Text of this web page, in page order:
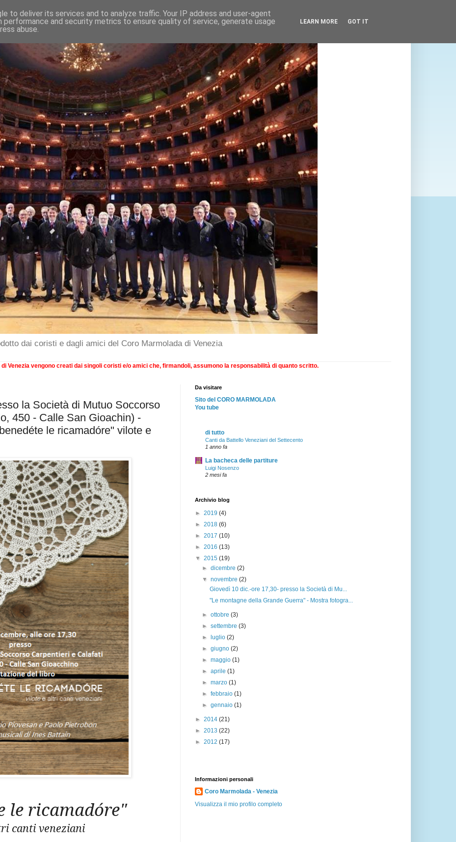
dai coristi e dagli amici del Coro Marmolada di Venezia
Venezia vengono creati dai singoli coristi e/o amici che, firmandoli, assumono la responsabilità di quanto scritto.
la Società di Mutuo Soccorso
450 - Calle San Gioachin) -
le ricamadóre" vilote e
le ricamadóre"
canti veneziani
Da visitare
Sito del CORO MARMOLADA
You tube
di tutto
Canti da Battello Veneziani del Settecento
1 anno fa
La bacheca delle partiture
Luigi Nosenzo
2 mesi fa
Archivio blog
► 2019 (4)
► 2018 (6)
► 2017 (10)
► 2016 (13)
▼ 2015 (19)
►dicembre(2)
▼novembre(2)
Giovedì 10 dic.-ore 17,30- presso la Società di Mu...
"Le montagne della Grande Guerra" - Mostra fotogra...
►ottobre(3)
►settembre(3)
►
luglio(2)
►giugno(2)
►maggio(1)
►aprile(1)
►marzo(1)
►febbraio(1)
►gennaio(1)
► 2014 (21)
► 2013 (22)
► 2012 (17)
Informazioni personali
Coro Marmolada - Venezia
Visualizza il mio profilo completo
to deliver its services and to analyze traffic. Your IP address and user-agent
performance and security metrics to ensure quality of service, generate usage
abuse.
LEARN MORE GOT IT